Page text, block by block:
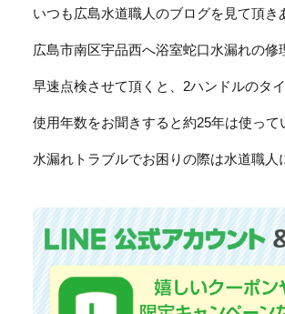
いつも広島水道職人のブログを見て頂き
広島市南区宇品西へ浴室蛇口水漏れの修
早速点検させて頂くと、2ハンドルのタ
使用年数をお聞きすると約25年は使って
水漏れトラブルでお困りの際は水道職人